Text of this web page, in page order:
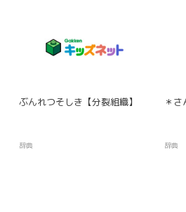
ぶんれつそしき【分裂組織】
辞典
＊さ
辞典